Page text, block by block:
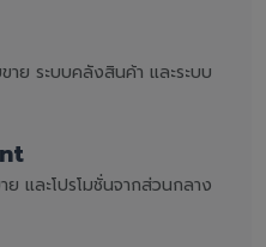
าย ระบบคลังสินค้า และระบบ
และโปรโมชั่นจากส่วนกลาง